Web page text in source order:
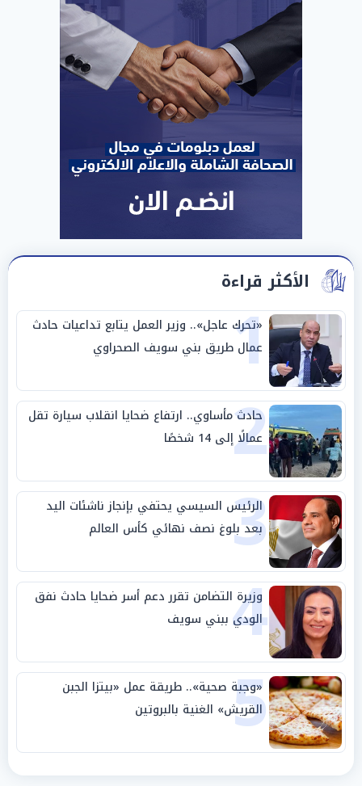
الأكثر قراءة
1
«تحرك عاجل».. وزير العمل يتابع تداعيات حادث
عمال طريق بني سويف الصحراوي
2
حادث مأساوي.. ارتفاع ضحايا انقلاب سيارة تقل
عمالًا إلى 14 شخصًا
3
الرئيس السيسي يحتفي بإنجاز ناشئات اليد
بعد بلوغ نصف نهائي كأس العالم
4
وزيرة التضامن تقرر دعم أسر ضحايا حادث نفق
الودي ببني سويف
5
«وجبة صحية».. طريقة عمل «بيتزا الجبن
القريش» الغنية بالبروتين